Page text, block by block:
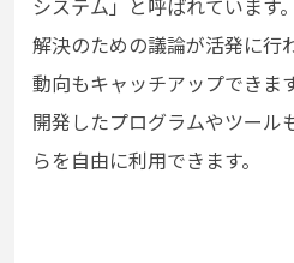
システム」と呼ばれています
解決のための議論が活発に行
動向もキャッチアップできま
開発したプログラムやツール
らを自由に利用できます。